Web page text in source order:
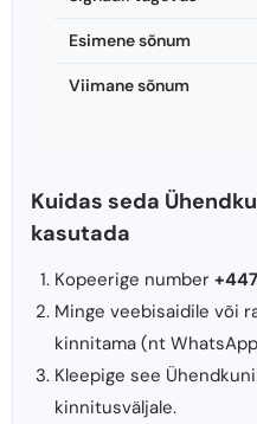
Esimene sõnum
Viimane sõnum
Kuidas seda
kasutada
Kopeerige number
Minge veebisaidile või
kinnitama (nt
Kleepige see
kinnitusväljale.